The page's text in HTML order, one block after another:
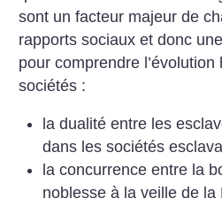
sont un facteur majeur de
rapports sociaux et donc
pour comprendre
sociétés :
la dualité entre les
dans les sociétés
la concurrence entre la
noblesse à la veille de